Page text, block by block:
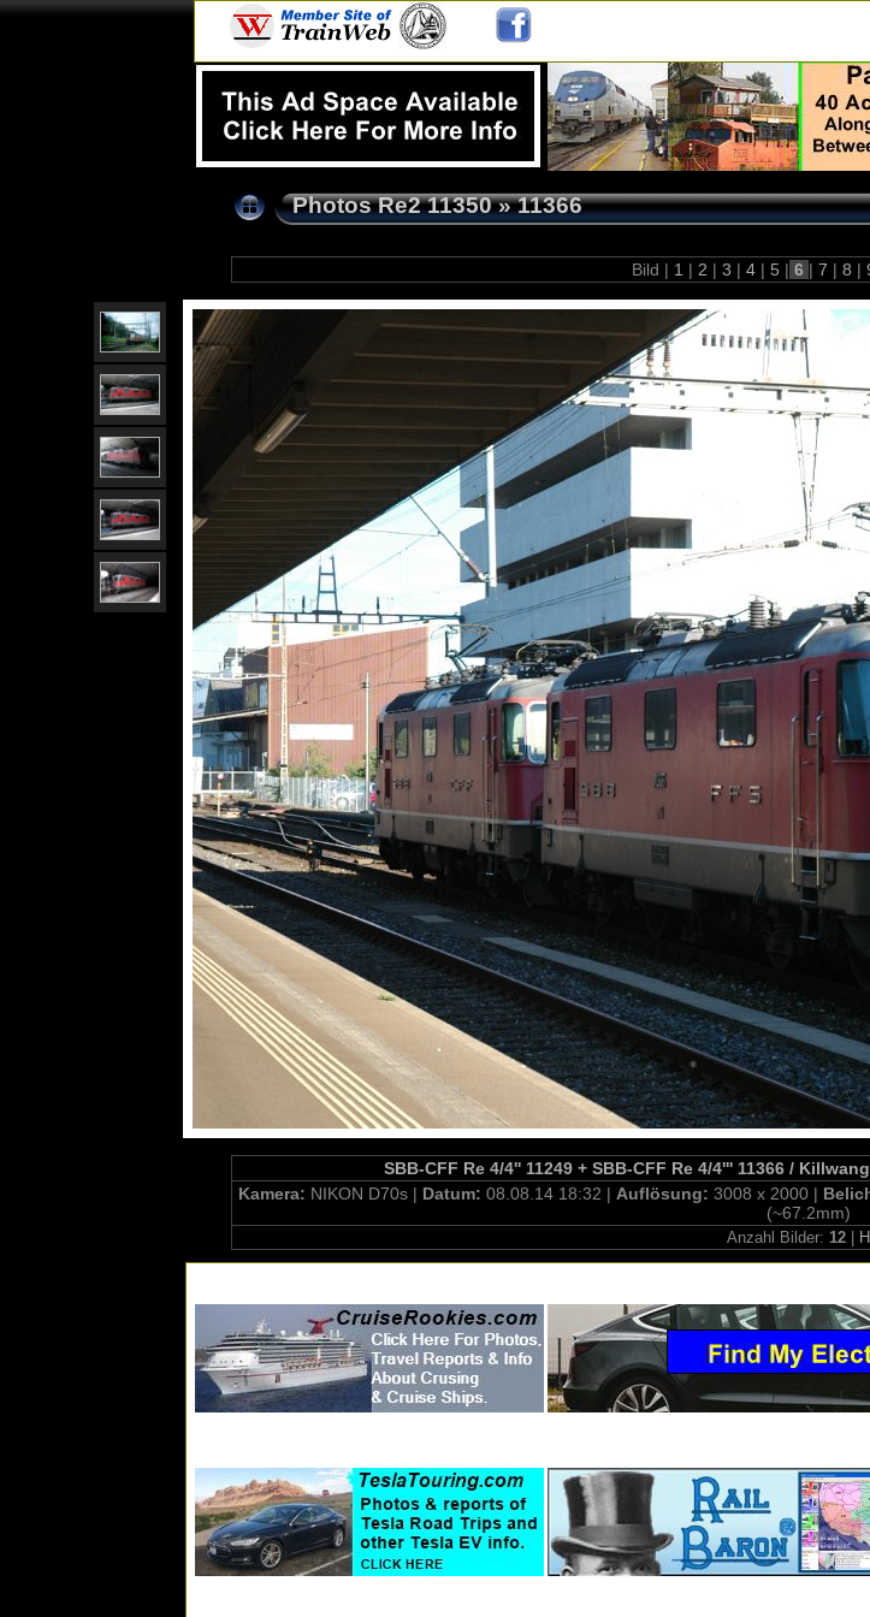
Photos Re2 11350»11366
Bild | 1 | 2 | 3 | 4 | 5 | 6 | 7 | 8 |
SBB-CFF Re 4/4'' 11249 + SBB-CFF Re 4/4''' 11366 /
Kamera: NIKON D70s | Datum: 08.08.14 18:32 | Auflösung: 3008 x 2000 |
(~67.2mm)
Anzahl Bilder: 12